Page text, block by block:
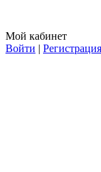
Мой кабинет
Войти | Регистрация